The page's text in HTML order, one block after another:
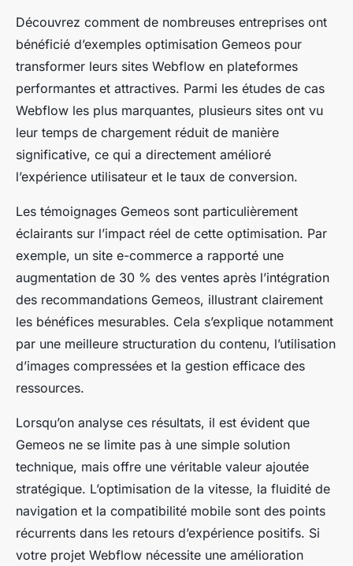
Découvrez comment de nombreuses entreprises ont
bénéficié d’exemples optimisation Gemeos pour
transformer leurs sites Webflow en plateformes
performantes et attractives. Parmi les études de cas
Webflow les plus marquantes, plusieurs sites ont vu
leur temps de chargement réduit de manière
significative, ce qui a directement amélioré
l’expérience utilisateur et le taux de conversion.
Les témoignages Gemeos sont particulièrement
éclairants sur l’impact réel de cette optimisation. Par
exemple, un site e-commerce a rapporté une
augmentation de 30 % des ventes après l’intégration
des recommandations Gemeos, illustrant clairement
les bénéfices mesurables. Cela s’explique notamment
par une meilleure structuration du contenu, l’utilisation
d’images compressées et la gestion efficace des
ressources.
Lorsqu’on analyse ces résultats, il est évident que
Gemeos ne se limite pas à une simple solution
technique, mais offre une véritable valeur ajoutée
stratégique. L’optimisation de la vitesse, la fluidité de
navigation et la compatibilité mobile sont des points
récurrents dans les retours d’expérience positifs. Si
votre projet Webflow nécessite une amélioration